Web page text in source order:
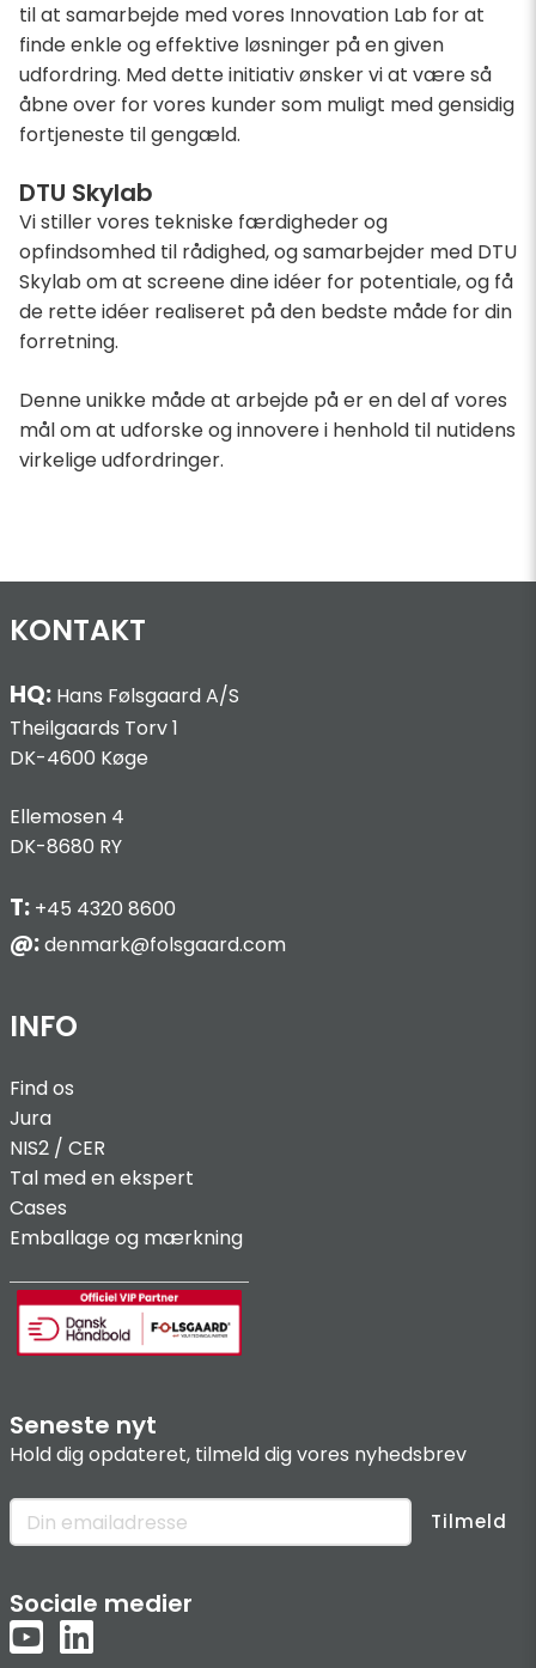
til at samarbejde med vores Innovation Lab for at
finde enkle og effektive løsninger på en given
udfordring. Med dette initiativ ønsker vi at være så
åbne over for vores kunder som muligt med gensidig
fortjeneste til gengæld.
DTU Skylab
Vi stiller vores tekniske færdigheder og
opfindsomhed til rådighed, og samarbejder med DTU
Skylab om at screene dine idéer for potentiale, og få
de rette idéer realiseret på den bedste måde for din
forretning.
Denne unikke måde at arbejde på er en del af vores
mål om at udforske og innovere i henhold til nutidens
virkelige udfordringer.
KONTAKT
HQ: Hans Følsgaard A/S
Theilgaards Torv 1
DK-4600 Køge
Ellemosen 4
DK-8680 RY
T: +45 4320 8600
@:denmark@folsgaard.com
INFO
Find os
Jura
NIS2 / CER
Tal med en ekspert
Cases
Emballage og mærkning
Seneste nyt
Hold dig opdateret, tilmeld dig vores nyhedsbrev
Tilmeld
Sociale medier